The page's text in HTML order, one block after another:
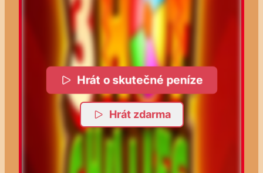
Hrát o skutečné peníze
Hrát zdarma